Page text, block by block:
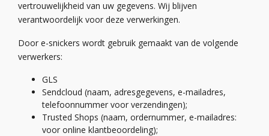
vertrouwelijkheid van uw gegevens. Wij blijven
verantwoordelijk voor deze verwerkingen.
Door e-snickers wordt gebruik gemaakt van de volgende
verwerkers:
GLS
Sendcloud (naam, adresgegevens, e-mailadres,
telefoonnummer voor verzendingen);
Trusted Shops (naam, ordernummer, e-mailadres:
voor online klantbeoordeling);